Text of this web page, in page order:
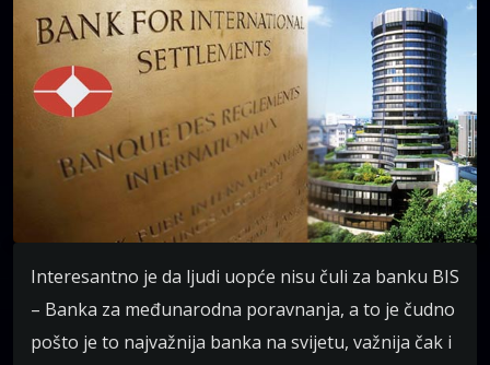
Interesantno je da ljudi uopće nisu čuli za banku BIS
– Banka za međunarodna poravnanja, a to je čudno
pošto je to najvažnija banka na svijetu, važnija čak i